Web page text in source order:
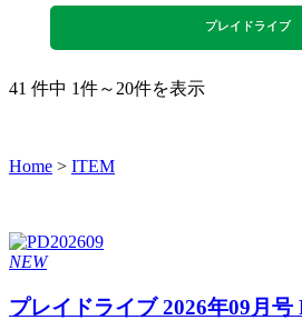
プレイドライブ
41 件中 1件～20件を表示
Home > ITEM
NEW
プレイドライブ 2026年09月号